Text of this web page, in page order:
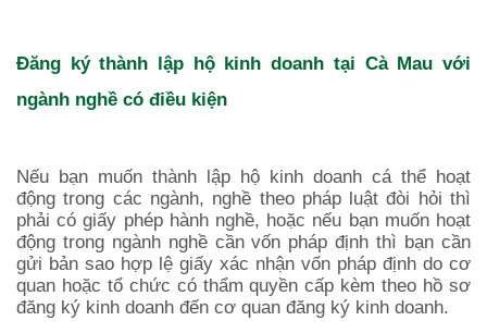
Đăng ký thành lập hộ kinh doanh tại Cà Mau với
ngành nghề có điều kiện
Nếu bạn muốn thành lập hộ kinh doanh cá thể hoạt
động trong các ngành, nghề theo pháp luật đòi hỏi thì
phải có giấy phép hành nghề, hoặc nếu bạn muốn hoạt
động trong ngành nghề cần vốn pháp định thì bạn cần
gửi bản sao hợp lệ giấy xác nhận vốn pháp định do cơ
quan hoặc tổ chức có thẩm quyền cấp kèm theo hồ sơ
đăng ký kinh doanh đến cơ quan đăng ký kinh doanh.